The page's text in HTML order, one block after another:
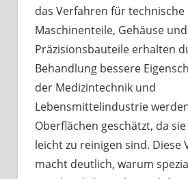
das Verfahren für
Maschinenteile, Gehäuse und
Präzisionsbauteile erhalten
Behandlung bessere
der Medizintechnik und
Lebensmittelindustrie
Oberflächen geschätzt, da
leicht zu reinigen sind. Diese
macht deutlich, warum